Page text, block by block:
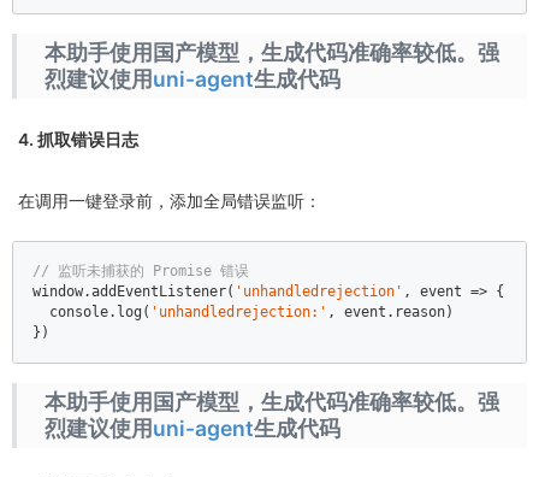
本助手使用国产模型，生成代码准确率较低。强
烈建议使用uni-agent生成代码
4. 抓取错误日志
在调用一键登录前，添加全局错误监听：
// 监听未捕获的 Promise 错误
window.addEventListener( 'unhandledrejection' , event => {
console.log( 'unhandledrejection:' , event.reason)
})
本助手使用国产模型，生成代码准确率较低。强
烈建议使用uni-agent生成代码